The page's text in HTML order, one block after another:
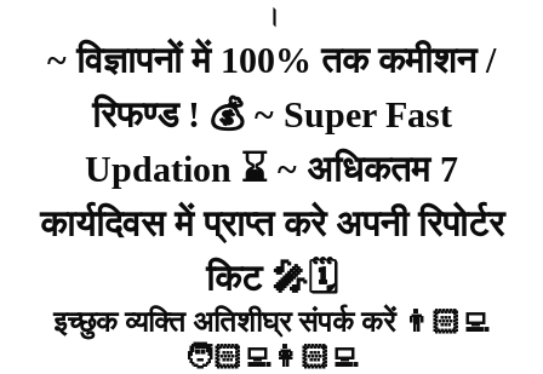
।
~ विज्ञापनों में 100% तक कमीशन /
रिफण्ड ! 💰 ~ Super Fast
Updation ⌛ ~ अधिकतम 7
कार्यदिवस में प्राप्त करे अपनी रिपोर्टर
किट 🎤🗓️
इच्छुक व्यक्ति अतिशीघ्र संपर्क करें 👨🏻‍💻
🧑🏻‍💻👩🏻‍💻